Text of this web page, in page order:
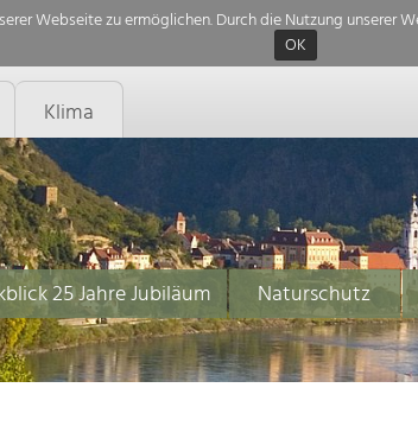
Webseite zu ermöglichen. Durch die Nutzung unserer
OK
Klima
25 Jahre Jubiläum Naturschutz